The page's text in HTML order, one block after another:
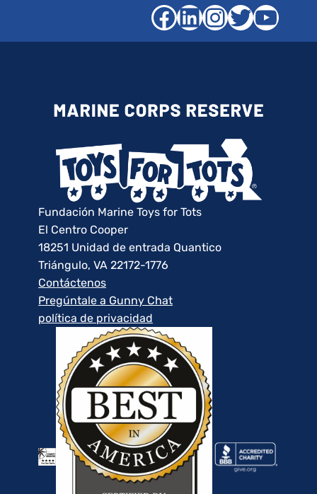
Facebook
LinkedIn
Gorjeo
Fundación Marine Toys for Tots
El Centro Cooper
18251 Unidad de entrada Quantico
Triángulo, VA 22172-1776
Contáctenos
Pregúntale a Gunny Chat
política de privacidad